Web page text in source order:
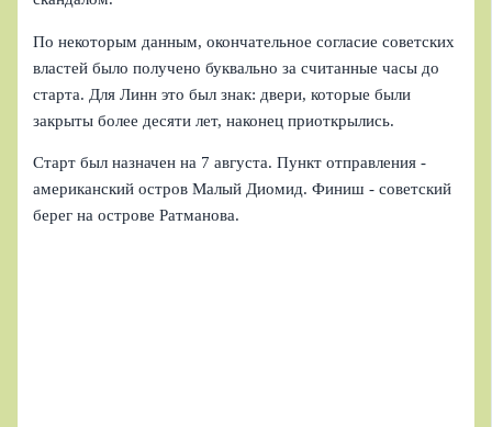
По некоторым данным, окончательное согласие советских
властей было получено буквально за считанные часы до
старта. Для Линн это был знак: двери, которые были
закрыты более десяти лет, наконец приоткрылись.
Старт был назначен на 7 августа. Пункт отправления -
американский остров Малый Диомид. Финиш - советский
берег на острове Ратманова.